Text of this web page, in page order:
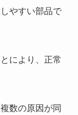
やすい部品で
により、正常
数の原因が同